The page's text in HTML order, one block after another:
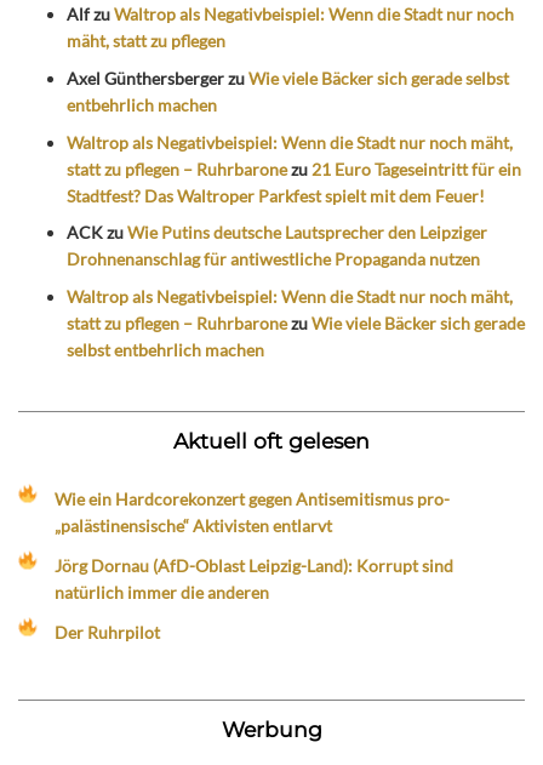
AlfzuWaltrop als Negativbeispiel: Wenn die Stadt nur noch
mäht, statt zu pflegen
Axel GünthersbergerzuWie viele Bäcker sich gerade selbst
entbehrlich machen
Waltrop als Negativbeispiel: Wenn die Stadt nur noch mäht,
statt zu pflegen – Ruhrbaronezu 21 Euro Tageseintritt für ein
Stadtfest? Das Waltroper Parkfest spielt mit dem Feuer!
ACKzuWie Putins deutsche Lautsprecher den Leipziger
Drohnenanschlag für antiwestliche Propaganda nutzen
Waltrop als Negativbeispiel: Wenn die Stadt nur noch mäht,
statt zu pflegen – RuhrbaronezuWie viele Bäcker sich gerade
selbst entbehrlich machen
Aktuell oft gelesen
Wie ein Hardcorekonzert gegen Antisemitismus pro-
„palästinensische“ Aktivisten entlarvt
Jörg Dornau (AfD-Oblast Leipzig-Land): Korrupt sind
natürlich immer die anderen
Der Ruhrpilot
Werbung